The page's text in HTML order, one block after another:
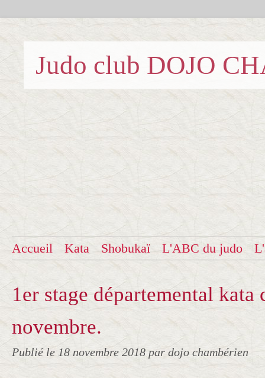
Judo club DOJO
Accueil Kata Shobukaï L'ABC du judo
1er stage départemental kata
novembre.
Publié le 18 novembre 2018 par dojo chambérien